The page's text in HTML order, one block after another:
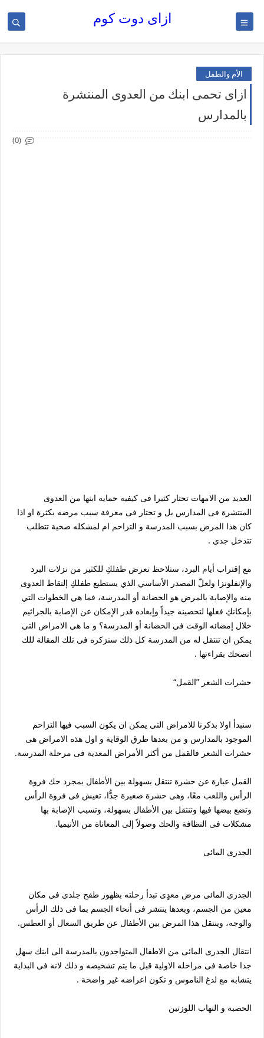
ازاى دوت كوم
الأم والطفل
ازاى تحمى ابنك من العدوى المنتشرة
بالمدارس
(0)
العديد من الامهات تحتار كثيرا فى كيفيه حمايه ابنها من العدوى
المنتشرة فى المدارس بل و تحتار فى معرفة سبب مرضه بكثرة او اذا
كان هذا المرض بسبب المدرسة و التزاحم ام لمشكله صحية تتطلب
تتدخل جدى .
مع إقتراب أيام البرد، ستلاحظ تعرض طفلكِ للكثير من نزلات البرد
والإنفلونزا ولعلّ المصدر الأساسي الذي يستطيع طفلكِ إلتقاط العدوى
منه والإصابة بالمرض هو الحضانة أو المدرسة، فما هي الخطوات التي
بإمكانكِ فعلها لتحصينه جيداً وإبعاده قدر الإمكان عن الإصابة بالجراثيم
خلال إمضائه الوقت في الحضانة أو المدرسة؟ و ما هى الامراض التى
يمكن ان تنتقل له من المدرسة كل ذلك سنزكره فى تلك المقالة للك
انصحك بقراءتها .
حشرات الشعر ”القمل“
سنبدأ اولا بذكرنا للامراض التى يمكن ان يكون السبب فيها التزاحم
الموجود بالمدارس و من بعدها طرق الوقاية و اول هذه الامراض هى
حشرات الشعر فالقمل من أكثر الأمراض المعدية فى مرحلة المدرسة.
القمل عبارة عن حشرة تنتقل بسهولة بين الأطفال بمجرد حك فروة
الرأس واللعب معًا، وهى حشرة صغيرة جدُّا، تعيش فى فروة الرأس
وتضع بيضها فيها وتنتقل بين الأطفال بسهولة، وتسبب الإصابة بها
مشكلات فى النظافة والحك وصولاً إلى المعاناة من الأنيميا.
الجدرى المائى
الجدرى المائى مرض معدٍى تبدأ رحلته بظهور طفح جلدى فى مكان
معين من الجسم، وبعدها ينتشر فى أنحاء الجسم بما فى ذلك الرأس
والوجه، وينتقل هذا المرض بين الأطفال عن طريق السعال أو العطس.
انتقال الجدرى المائى من الاطفال المتواجدون بالمدرسة الى ابنك سهل
جدا خاصة فى مراحله الاولية قبل ما يتم تشخيصه و ذلك لانه فى البداية
يتشابه مع لدغ الناموس و تكون اعراضه غير واضحة .
الحصبة و التهاب اللوزتين